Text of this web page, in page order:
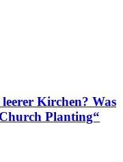
Kirchen? Was
Planting“